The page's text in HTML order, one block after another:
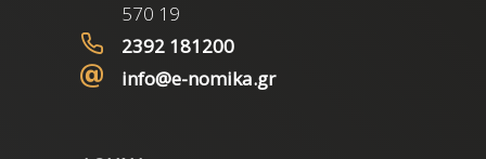
570 19
2392 181200
info@e-nomika.gr